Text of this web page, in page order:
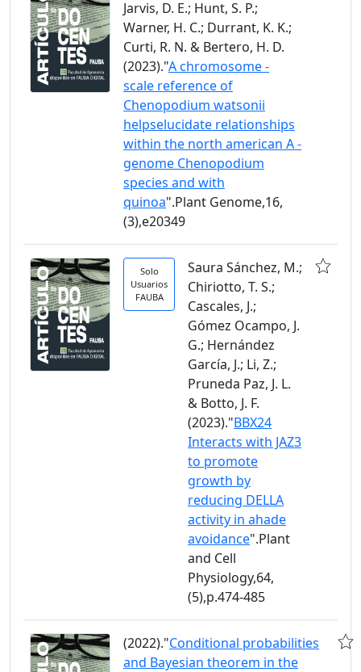
Jarvis, D. E.; Hunt, S. P.;
Warner, H. C.; Durrant, K. K.;
Curti, R. N. & Bertero, H. D.
(2023)."A chromosome -
scale reference of
Chenopodium watsonii
helpselucidate relationships
within the north american A -
genome Chenopodium
species and with
quinoa".Plant Genome,16,
(3),e20349
Solo
Usuarios
FAUBA
Saura Sánchez, M.;
Chiriotto, T. S.;
Cascales, J.;
Gómez Ocampo, J.
G.; Hernández
García, J.; Li, Z.;
Pruneda Paz, J. L.
& Botto, J. F.
(2023)."BBX24
Interacts with JAZ3
to promote
growth by
reducing DELLA
activity in ahade
avoidance".Plant
and Cell
Physiology,64,
(5),p.474-485
(2022)."Conditional probabilities
and Bayesian theorem in the